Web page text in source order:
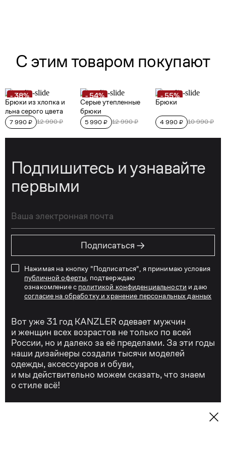
Подпишитесь и узнавайте
первыми
Подписаться →
Нажимая на кнопку "Подписаться", я принимаю условия
публичной оферты , подтверждаю
ознакомление с политикой конфиденциальности и даю
согласие на обработку и хранение персональных данных
Вот уже 31 год KANZLER одевает мужчин
и женщин всех возрастов не только по всей
России, но и далеко за её пределами. За эти годы
наши дизайнеры создали тысячи моделей
одежды, аксессуаров и обуви,
и мы действительно можем сказать, что знаем
о стиле всё!